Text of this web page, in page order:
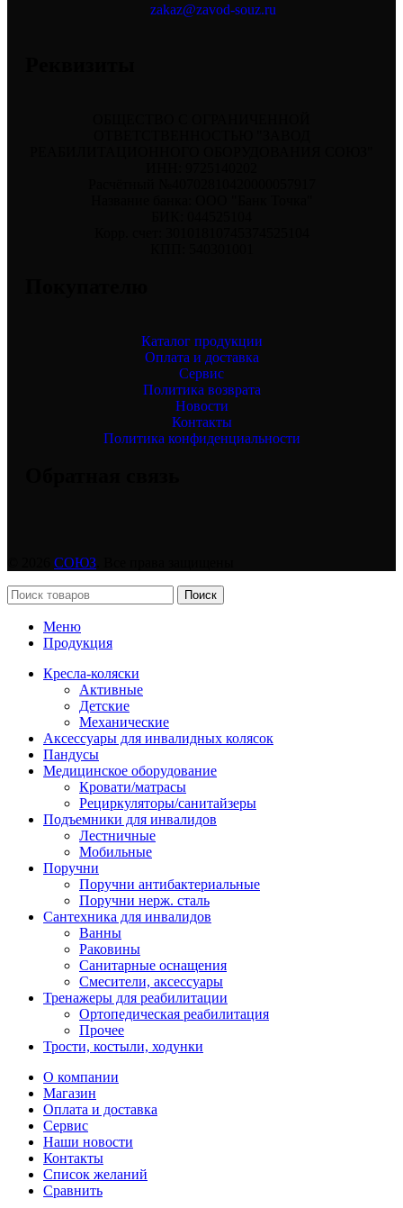
zakaz@zavod-souz.ru
Каталог продукции
Оплата и доставка
Сервис
Политика возврата
Новости
Контакты
Политика конфиденциальности
СОЮЗ
Поиск
Меню
Продукция
Кресла-коляски
Активные
Детские
Механические
Аксессуары для инвалидных колясок
Пандусы
Медицинское оборудование
Кровати/матрасы
Рециркуляторы/санитайзеры
Подъемники для инвалидов
Лестничные
Мобильные
Поручни
Поручни антибактериальные
Поручни нерж. сталь
Сантехника для инвалидов
Ванны
Раковины
Санитарные оснащения
Смесители, аксессуары
Тренажеры для реабилитации
Ортопедическая реабилитация
Прочее
Трости, костыли, ходунки
О компании
Магазин
Оплата и доставка
Сервис
Наши новости
Контакты
Список желаний
Сравнить